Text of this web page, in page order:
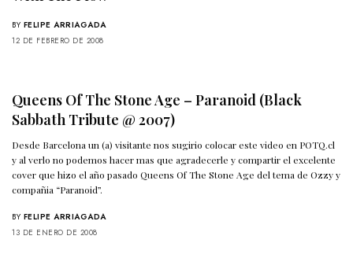
BY FELIPE ARRIAGADA
12 DE FEBRERO DE 2008
Queens Of The Stone Age – Paranoid (Black
Sabbath Tribute @ 2007)
Desde Barcelona un (a) visitante nos sugirio colocar este video en POTQ.cl
y al verlo no podemos hacer mas que agradecerle y compartir el excelente
cover que hizo el año pasado Queens Of The Stone Age del tema de Ozzy y
compañia “Paranoid”.
BY FELIPE ARRIAGADA
13 DE ENERO DE 2008